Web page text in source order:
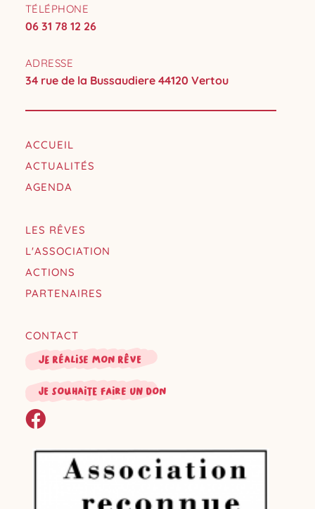
TÉLÉPHONE
06 31 78 12 26
ADRESSE
34 rue de la Bussaudiere 44120 Vertou
ACCUEIL
ACTUALITÉS
AGENDA
LES RÊVES
L'ASSOCIATION
ACTIONS
PARTENAIRES
CONTACT
Je réalise mon rêve
je souhaite faire un don